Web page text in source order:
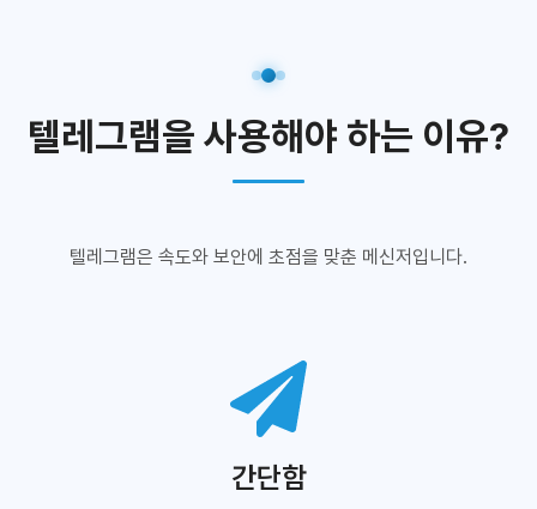
텔레그램을 사용해야 하는 이유?
텔레그램은 속도와 보안에 초점을 맞춘 메신저입니다.
간단함